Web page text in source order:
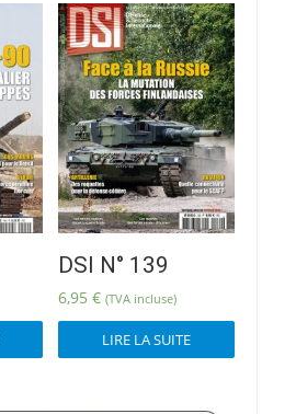
ancien
DSI N° 139
6,95 € (TVA incluse)
LIRE LA SUITE